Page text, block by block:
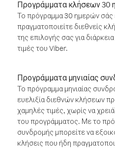
Προγράμματα κλήσεων 30
Το πρόγραμμα 30 ημερών σάς
πραγματοποιείτε διεθνείς
της επιλογής σας για
τιμές του Viber.
Προγράμματα μηνιαίας
Το πρόγραμμα μηνιαίας
ευελιξία διεθνών κλήσεων
χαμηλές τιμές, χωρίς να
του προγράμματος. Με το
συνδρομής μπορείτε να
κλήσεις που ήδη